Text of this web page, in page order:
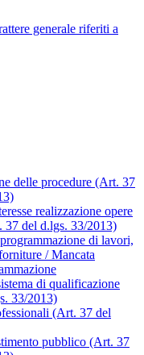
generale riferiti a
delle procedure (Art. 37
realizzazione opere
del d.lgs. 33/2013)
di lavori,
/ Mancata
di qualificazione
33/2013)
(Art. 37 del
pubblico (Art. 37